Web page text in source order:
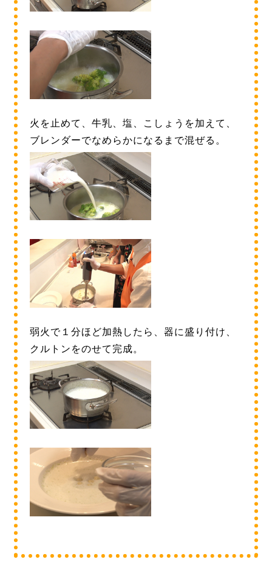
火を止めて、牛乳、塩、こしょうを加えて、
ブレンダーでなめらかになるまで混ぜる。
弱火で１分ほど加熱したら、器に盛り付け、
クルトンをのせて完成。